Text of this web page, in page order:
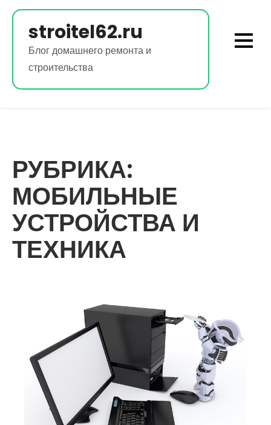
Перейти
содержимому
stroitel62.ru
Блог домашнего ремонта и
строительства
РУБРИКА:
МОБИЛЬНЫЕ
УСТРОЙСТВА И
ТЕХНИКА